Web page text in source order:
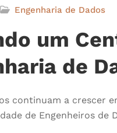
Engenharia de Dados
um
de
continuam a crescer
de Engenheiros